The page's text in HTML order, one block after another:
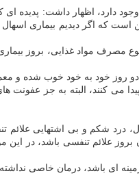
وجود دارد، اظهار داشت:
که اگر دیدیم بیماری
اظهار نمود: در فصل تابستان به علت نوع مصرف
روز خود به خود خوب شده و
درد شکم و بی اشتهایی علائم
علائم تنفسی باشد، در این
ای باشد، درمان خاصی